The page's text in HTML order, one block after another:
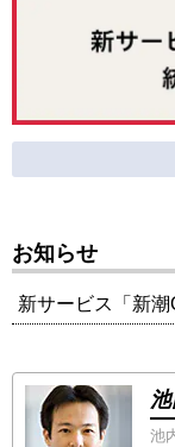
お知らせ
新サービス「新
池